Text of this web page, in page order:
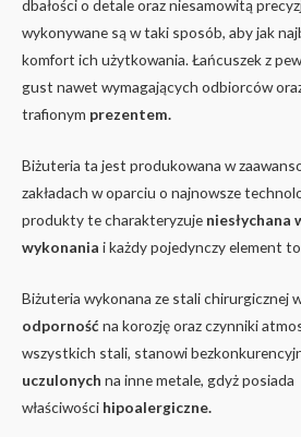
dbałości o detale oraz niesamowitą
wykonywane są w taki sposób, aby jak
komfort ich użytkowania. Łańcuszek z
gust nawet wymagających odbiorców
trafionym prezentem.
Biżuteria ta jest produkowana w
zakładach w oparciu o najnowsze
produkty te charakteryzuje niesłychana
wykonania i każdy pojedynczy element
Biżuteria wykonana ze stali chirurgicznej
odporność na korozję oraz czynniki
wszystkich stali, stanowi
uczulonych na inne metale, gdyż posiada
właściwości hipoalergiczne.